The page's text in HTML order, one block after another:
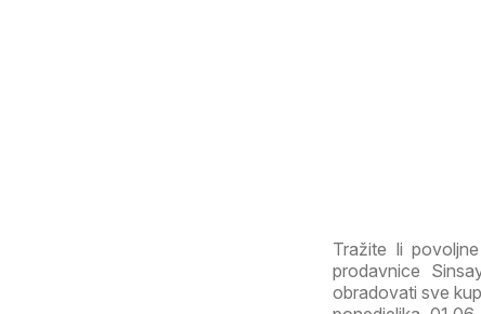
Tražite li
prodavnice
obradovati sve